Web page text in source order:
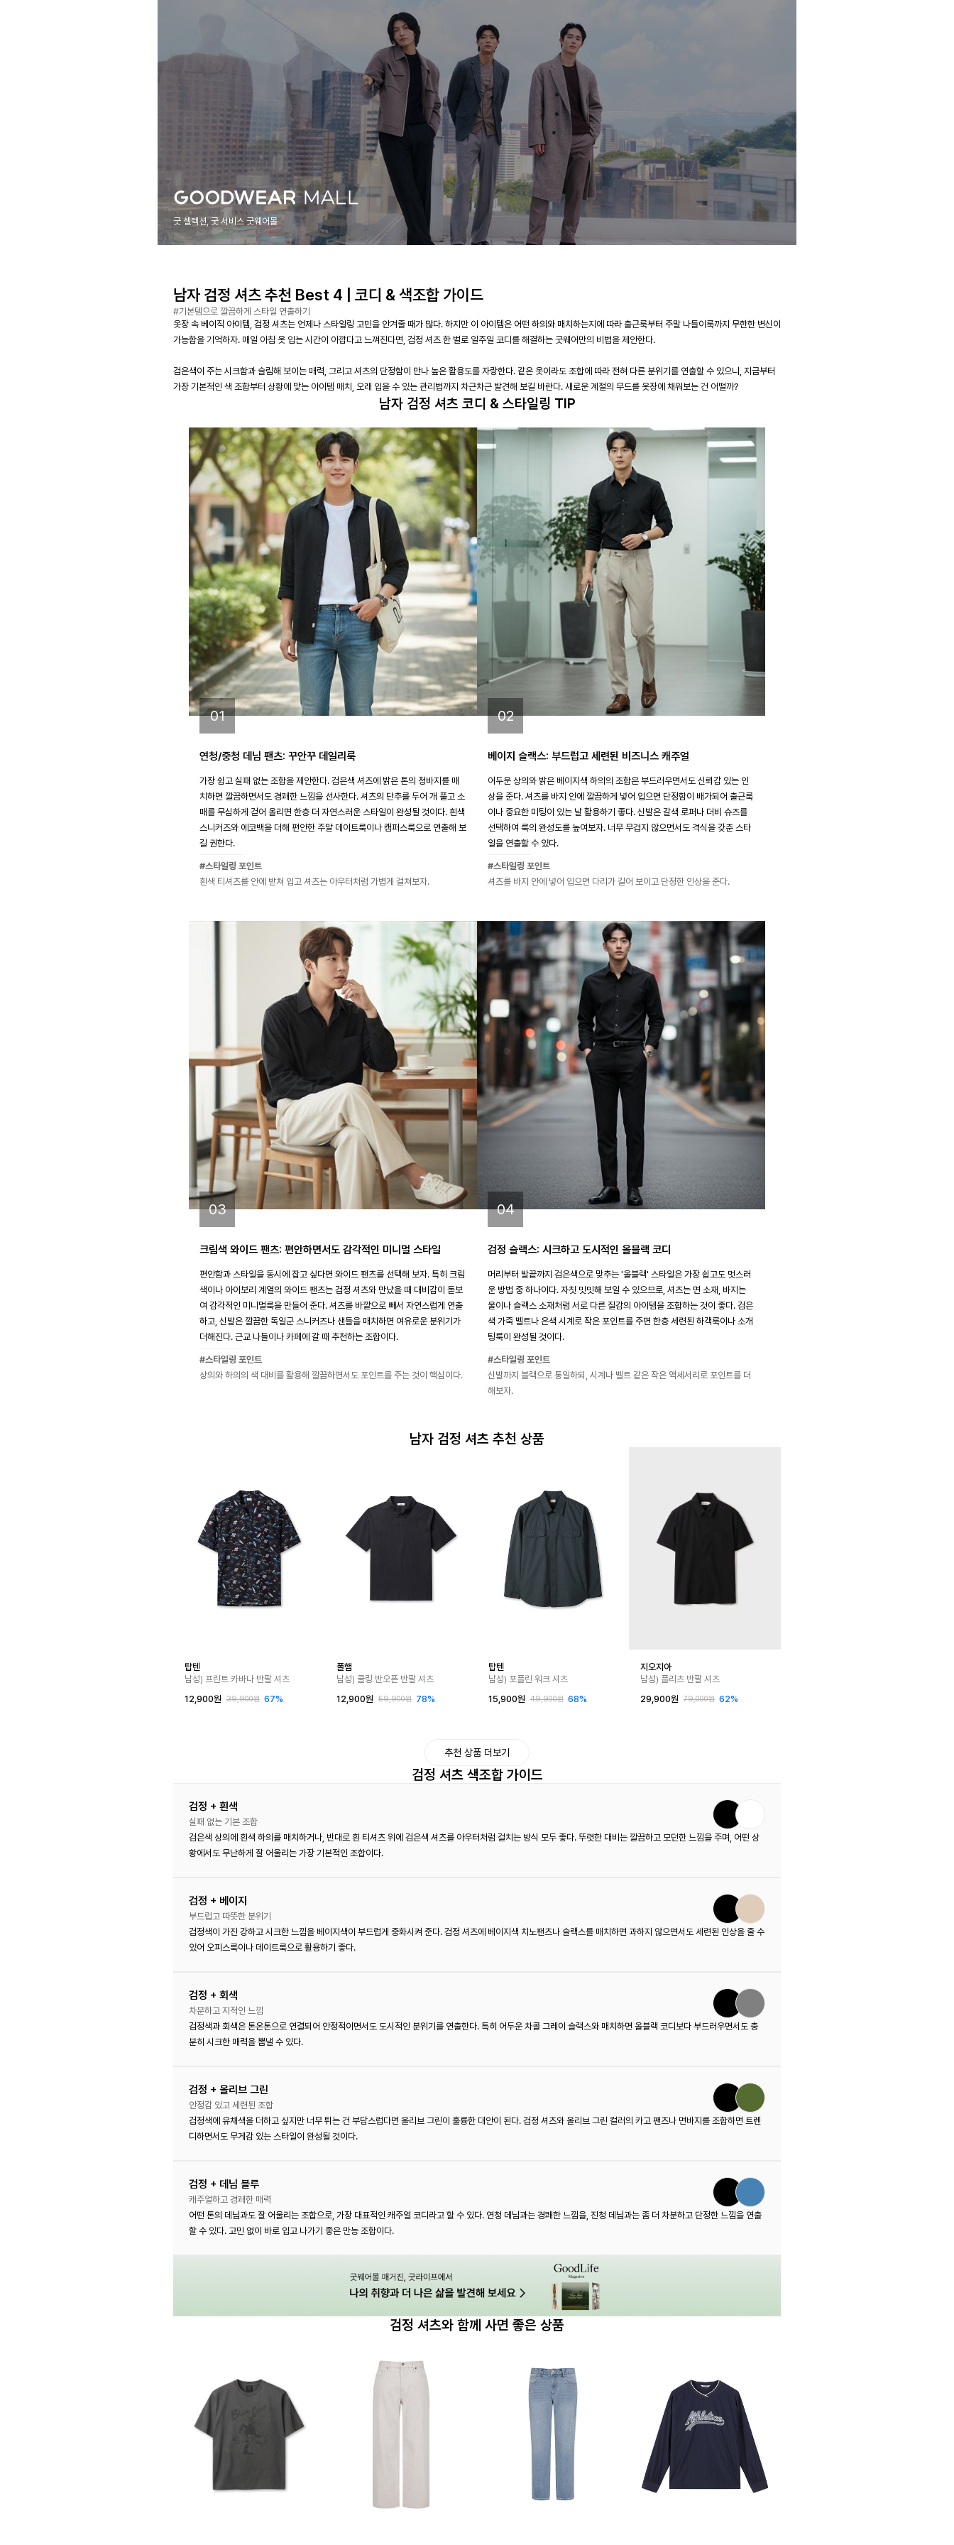
굿 셀렉션, 굿 서비스 굿웨어몰
남자 검정 셔츠 추천 Best 4 | 코디 & 색조합 가이드
#기본템으로 깔끔하게 스타일 연출하기
옷장 속 베이직 아이템, 검정 셔츠는 언제나 스타일링 고민을 안겨줄 때가 많다. 하지만 이 아이템은 어떤 하의와 매치하는지에 따라 출근룩부터 주말 나들이룩까지 무한한 변신이
가능함을 기억하자. 매일 아침 옷 입는 시간이 아깝다고 느껴진다면, 검정 셔츠 한 벌로 일주일 코디를 해결하는 굿웨어만의 비법을 제안한다.
검은색이 주는 시크함과 슬림해 보이는 매력, 그리고 셔츠의 단정함이 만나 높은 활용도를 자랑한다. 같은 옷이라도 조합에 따라 전혀 다른 분위기를 연출할 수 있으니, 지금부터
가장 기본적인 색 조합부터 상황에 맞는 아이템 매치, 오래 입을 수 있는 관리법까지 차근차근 발견해 보길 바란다. 새로운 계절의 무드를 옷장에 채워보는 건 어떨까?
남자 검정 셔츠 코디 & 스타일링 TIP
01
연청/중청 데님 팬츠: 꾸안꾸 데일리룩
가장 쉽고 실패 없는 조합을 제안한다. 검은색 셔츠에 밝은 톤의 청바지를 매
치하면 깔끔하면서도 경쾌한 느낌을 선사한다. 셔츠의 단추를 두어 개 풀고 소
매를 무심하게 걷어 올리면 한층 더 자연스러운 스타일이 완성될 것이다. 흰색
스니커즈와 에코백을 더해 편안한 주말 데이트룩이나 캠퍼스룩으로 연출해 보
길 권한다.
#스타일링 포인트
흰색 티셔츠를 안에 받쳐 입고 셔츠는 아우터처럼 가볍게 걸쳐보자.
02
베이지 슬랙스: 부드럽고 세련된 비즈니스 캐주얼
어두운 상의와 밝은 베이지색 하의의 조합은 부드러우면서도 신뢰감 있는 인
상을 준다. 셔츠를 바지 안에 깔끔하게 넣어 입으면 단정함이 배가되어 출근룩
이나 중요한 미팅이 있는 날 활용하기 좋다. 신발은 갈색 로퍼나 더비 슈즈를
선택하여 룩의 완성도를 높여보자. 너무 무겁지 않으면서도 격식을 갖춘 스타
일을 연출할 수 있다.
#스타일링 포인트
셔츠를 바지 안에 넣어 입으면 다리가 길어 보이고 단정한 인상을 준다.
03
크림색 와이드 팬츠: 편안하면서도 감각적인 미니멀 스타일
편안함과 스타일을 동시에 잡고 싶다면 와이드 팬츠를 선택해 보자. 특히 크림
색이나 아이보리 계열의 와이드 팬츠는 검정 셔츠와 만났을 때 대비감이 돋보
여 감각적인 미니멀룩을 만들어 준다. 셔츠를 바깥으로 빼서 자연스럽게 연출
하고, 신발은 깔끔한 독일군 스니커즈나 샌들을 매치하면 여유로운 분위기가
더해진다. 근교 나들이나 카페에 갈 때 추천하는 조합이다.
#스타일링 포인트
상의와 하의의 색 대비를 활용해 깔끔하면서도 포인트를 주는 것이 핵심이다.
04
검정 슬랙스: 시크하고 도시적인 올블랙 코디
머리부터 발끝까지 검은색으로 맞추는 '올블랙' 스타일은 가장 쉽고도 멋스러
운 방법 중 하나이다. 자칫 밋밋해 보일 수 있으므로, 셔츠는 면 소재, 바지는
울이나 슬랙스 소재처럼 서로 다른 질감의 아이템을 조합하는 것이 좋다. 검은
색 가죽 벨트나 은색 시계로 작은 포인트를 주면 한층 세련된 하객룩이나 소개
팅룩이 완성될 것이다.
#스타일링 포인트
신발까지 블랙으로 통일하되, 시계나 벨트 같은 작은 액세서리로 포인트를 더
해보자.
남자 검정 셔츠 추천 상품
탑텐
남성) 프린트 카바나 반팔 셔츠
12,900원
39,900원 67%
폴햄
남성) 쿨링 반오픈 반팔 셔츠
12,900원
59,900원 78%
탑텐
남성) 포플린 워크 셔츠
15,900원
49,900원 68%
지오지아
남성) 플리츠 반팔 셔츠
29,900원
79,000원 62%
추천 상품 더보기
검정 셔츠 색조합 가이드
검정 + 흰색
실패 없는 기본 조합
검은색 상의에 흰색 하의를 매치하거나, 반대로 흰 티셔츠 위에 검은색 셔츠를 아우터처럼 걸치는 방식 모두 좋다. 뚜렷한 대비는 깔끔하고 모던한 느낌을 주며, 어떤 상
황에서도 무난하게 잘 어울리는 가장 기본적인 조합이다.
검정 + 베이지
부드럽고 따뜻한 분위기
검정색이 가진 강하고 시크한 느낌을 베이지색이 부드럽게 중화시켜 준다. 검정 셔츠에 베이지색 치노팬츠나 슬랙스를 매치하면 과하지 않으면서도 세련된 인상을 줄 수
있어 오피스룩이나 데이트룩으로 활용하기 좋다.
검정 + 회색
차분하고 지적인 느낌
검정색과 회색은 톤온톤으로 연결되어 안정적이면서도 도시적인 분위기를 연출한다. 특히 어두운 차콜 그레이 슬랙스와 매치하면 올블랙 코디보다 부드러우면서도 충
분히 시크한 매력을 뽐낼 수 있다.
검정 + 올리브 그린
안정감 있고 세련된 조합
검정색에 유채색을 더하고 싶지만 너무 튀는 건 부담스럽다면 올리브 그린이 훌륭한 대안이 된다. 검정 셔츠와 올리브 그린 컬러의 카고 팬츠나 면바지를 조합하면 트렌
디하면서도 무게감 있는 스타일이 완성될 것이다.
검정 + 데님 블루
캐주얼하고 경쾌한 매력
어떤 톤의 데님과도 잘 어울리는 조합으로, 가장 대표적인 캐주얼 코디라고 할 수 있다. 연청 데님과는 경쾌한 느낌을, 진청 데님과는 좀 더 차분하고 단정한 느낌을 연출
할 수 있다. 고민 없이 바로 입고 나가기 좋은 만능 조합이다.
검정 셔츠와 함께 사면 좋은 상품